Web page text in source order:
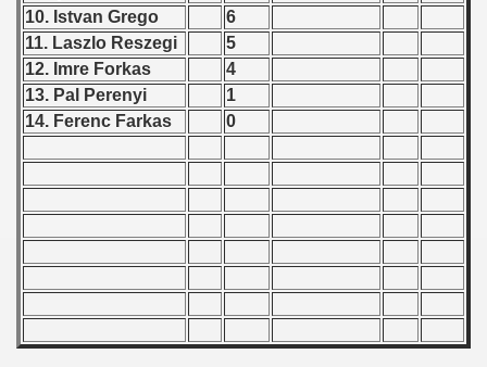
10. Istvan Grego
6
11. Laszlo Reszegi
5
12. Imre Forkas
4
13. Pal Perenyi
1
14. Ferenc Farkas
0
qualifications) - 1976
Zealand Qualifications) - 1976
- 1976
- 1976
- 1976